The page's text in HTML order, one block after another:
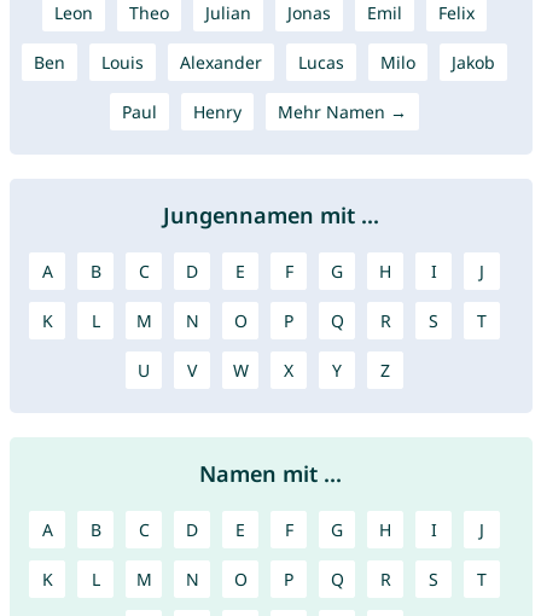
Leon Theo Julian Jonas Emil Felix
Ben Louis Alexander Lucas Milo Jakob
Paul Henry Mehr Namen →
Jungennamen mit ...
A B C D E F G H I J
K L M N O P Q R S T
U V W X Y Z
Namen mit ...
A B C D E F G H I J
K L M N O P Q R S T